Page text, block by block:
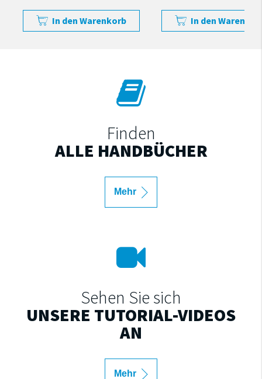
In den Warenkorb In den
Finden
ALLE HANDBÜCHER
Mehr
Sehen Sie sich
UNSERE TUTORIAL-VIDEOS
AN
Mehr